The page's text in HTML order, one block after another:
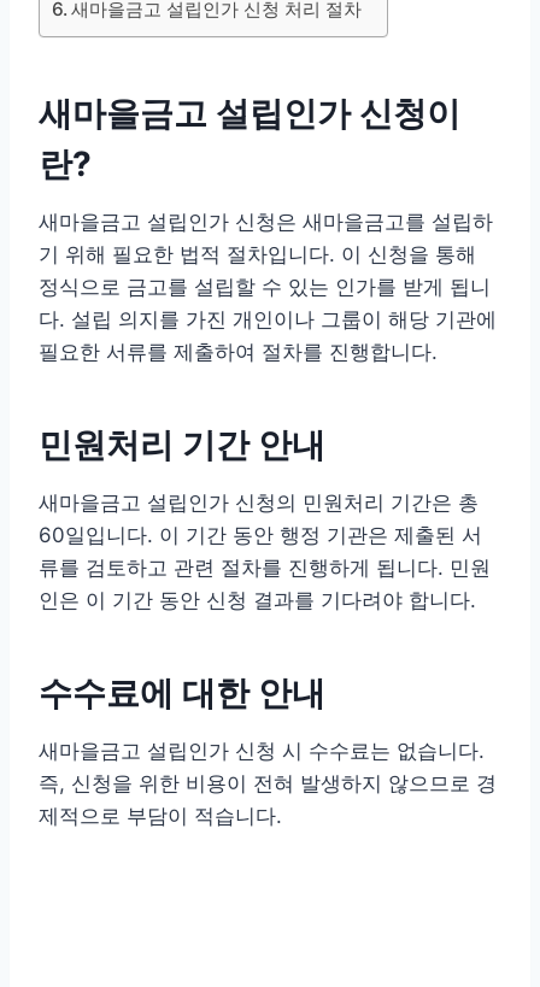
새마을금고 설립인가 신청 처리 절차
새마을금고 설립인가 신청이
란?
새마을금고 설립인가 신청은 새마을금고를 설립하
기 위해 필요한 법적 절차입니다. 이 신청을 통해
정식으로 금고를 설립할 수 있는 인가를 받게 됩니
다. 설립 의지를 가진 개인이나 그룹이 해당 기관에
필요한 서류를 제출하여 절차를 진행합니다.
민원처리 기간 안내
새마을금고 설립인가 신청의 민원처리 기간은 총
60일입니다. 이 기간 동안 행정 기관은 제출된 서
류를 검토하고 관련 절차를 진행하게 됩니다. 민원
인은 이 기간 동안 신청 결과를 기다려야 합니다.
수수료에 대한 안내
새마을금고 설립인가 신청 시 수수료는 없습니다.
즉, 신청을 위한 비용이 전혀 발생하지 않으므로 경
제적으로 부담이 적습니다.